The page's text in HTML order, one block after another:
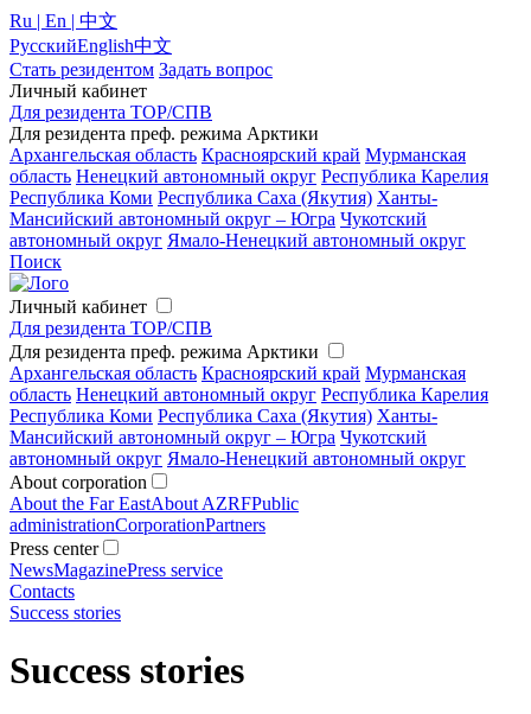
Ru | En | 中文
РусскийEnglish中文
Стать резидентом Задать вопрос
Личный кабинет
Для резидента ТОР/СПВ
Для резидента преф. режима Арктики
Архангельская область Красноярский край Мурманская
область Ненецкий автономный округ Республика Карелия
Республика Коми Республика Саха (Якутия) Ханты-
Мансийский автономный округ – Югра Чукотский
автономный округ Ямало-Ненецкий автономный округ
Поиск
Личный кабинет
Для резидента ТОР/СПВ
Для резидента преф. режима Арктики
Архангельская область Красноярский край Мурманская
область Ненецкий автономный округ Республика Карелия
Республика Коми Республика Саха (Якутия) Ханты-
Мансийский автономный округ – Югра Чукотский
автономный округ Ямало-Ненецкий автономный округ
About corporation
About the Far EastAbout AZRFPublic
administrationCorporationPartners
Press center
NewsMagazinePress service
Contacts
Success stories
Success stories